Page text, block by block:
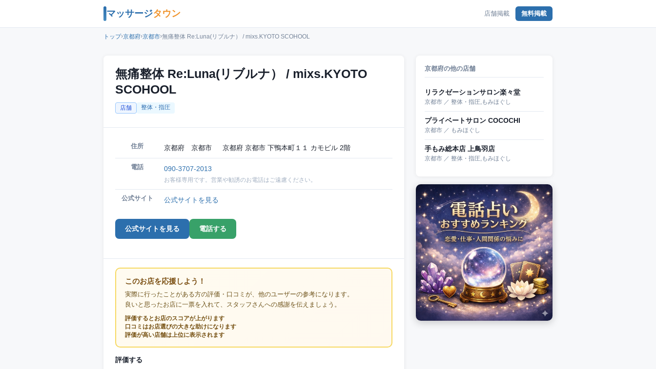
マッサージタウン 店舗掲載 無料掲載
トップ›京都府›京都市›無痛整体 Re:Luna(リブルナ） / mixs.KYOTO SCOHOOL
無痛整体 Re:Luna(リブルナ） / mixs.KYOTO
SCOHOOL
店舗 整体・指圧
住所 京都府 京都市 京都府 京都市 下鴨本町１１ カモビル 2階
電話 090-3707-2013
お客様専用です。営業や勧誘のお電話はご遠慮ください。
公式サイト 公式サイトを見る
公式サイトを見る 電話する
このお店を応援しよう！
実際に行ったことがある方の評価・口コミが、他のユーザーの参考になります。
良いと思ったお店に一票を入れて、スタッフさんへの感謝を伝えましょう。
評価するとお店のスコアが上がります
口コミはお店選びの大きな助けになります
評価が高い店舗は上位に表示されます
評価する
京都府の他の店舗
リラクゼーションサロン楽々堂
京都市 ／ 整体・指圧,もみほぐし
プライベートサロン COCOCHI
京都市 ／ もみほぐし
手もみ総本店 上鳥羽店
京都市 ／ 整体・指圧,もみほぐし